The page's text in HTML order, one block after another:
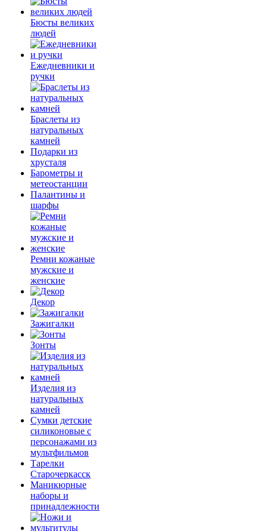
Бюсты великих
людей
Ежедневники и
ручки
Браслеты из
натуральных
камней
Подарки из
хрусталя
Барометры и
метеостанции
Палантины и
шарфы
Ремни кожаные
мужские и
женские
Декор
Зажигалки
Зонты
Изделия из
натуральных
камней
Сумки детские
силиконовые с
персонажами из
мультфильмов
Тарелки
Старочеркасск
Маникюрные
наборы и
принадлежности